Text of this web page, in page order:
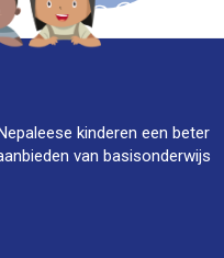
kinderen een beter
van basisonderwijs